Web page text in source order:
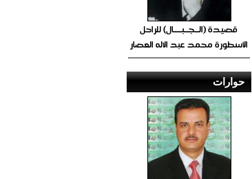
قصيدة (الــجــبــــال) للراحل
الأسطورة محمد عبد الاله العصار
حوارات